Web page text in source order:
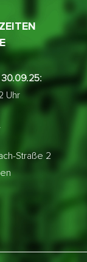
Uhr
Straße 2